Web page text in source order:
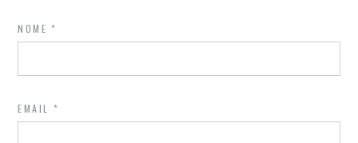
NOME*
EMAIL *